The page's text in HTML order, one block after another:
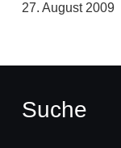
27. August 2009
Suche